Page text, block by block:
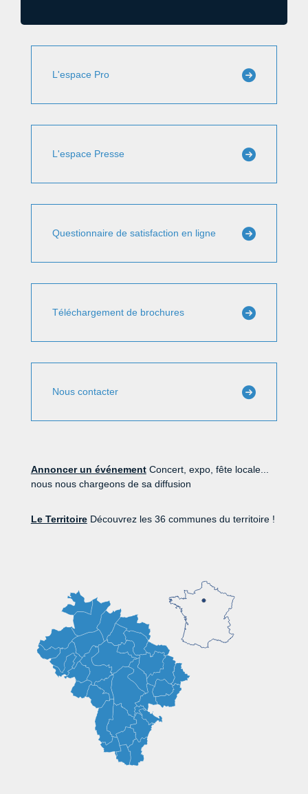
L'espace Pro
L'espace Presse
Questionnaire de satisfaction en ligne
Téléchargement de brochures
Nous contacter
Annoncer un événementConcert, expo, fête locale...
nous nous chargeons de sa diffusion
Le TerritoireDécouvrez les 36 communes du territoire !